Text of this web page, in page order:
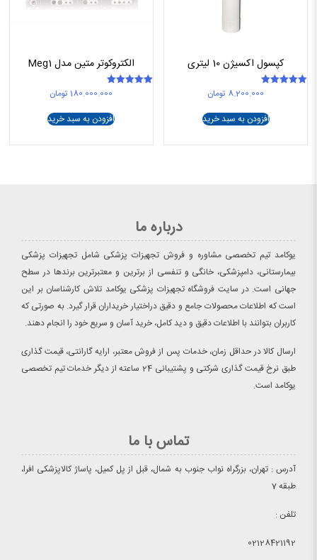
کپسول اکسیژن 10 لیتری
8.200.000 تومان
افزودن به سبد خرید
الکتروکوتر متین مدل Meg1
180.000.000 تومان
افزودن به سبد خرید
درباره ما
یوکامد تیم تخصصی مشاوره و فروش تجهیزات پزشکی شامل تجهیزات پزشکی
بیمارستانی، دامپزشکی، خانگی و تنفسی از برترین و معتبرترین برندها در سطح
جهانی است. در سایت فروشگاه تجهیزات پزشکی یوکامد تلاش کارشناسان بر این
است که اطلاعات محصولات جامع و دقیق دراختیار خریداران قرار گیرد. به صورتی که
کاربران بتوانند با اطلاعات دقیق و دید کامل، خرید آسان و سریع خود را انجام دهند.
ارسال کالا در حداقل زمان، خدمات پس از فروش معتبر، ارایه گارانتی، قیمت گذاری
طبق نرخ قیمت گذاری شرکتی و پشتیبانی 24 ساعته از دیگر خدمات تیم تخصصی
یوکامد است.
تماس با ما
آدرس : تهران، بزرگراه نواب جنوب به شمال، قبل از پل کمیل، پاساژ کالاپزشکی افرا،
طبقه 7
تلفن :
02128421192